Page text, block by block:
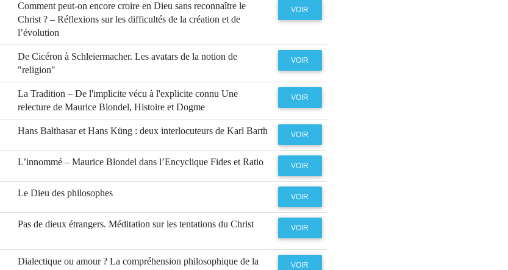
Comment peut-on encore croire en Dieu sans reconnaître le
Christ ? – Réflexions sur les difficultés de la création et de
l’évolution
VOIR
De Cicéron à Schleiermacher. Les avatars de la notion de
"religion"
VOIR
La Tradition – De l'implicite vécu à l'explicite connu Une
relecture de Maurice Blondel, Histoire et Dogme
VOIR
Hans Balthasar et Hans Küng : deux interlocuteurs de Karl Barth VOIR
L’innommé – Maurice Blondel dans l’Encyclique Fides et Ratio VOIR
Le Dieu des philosophes VOIR
Pas de dieux étrangers. Méditation sur les tentations du Christ VOIR
Dialectique ou amour ? La compréhension philosophique de la
VOIR